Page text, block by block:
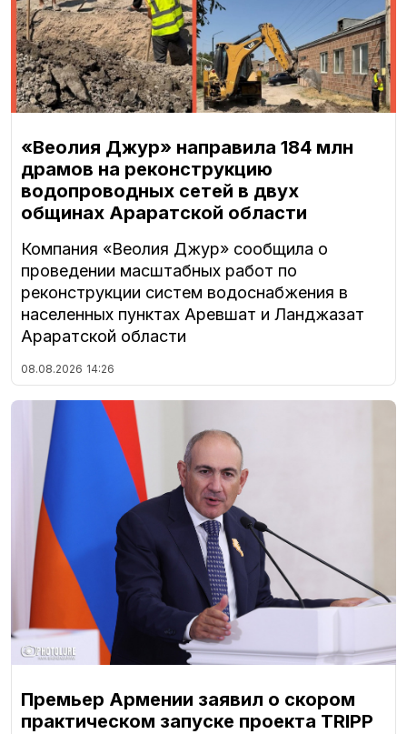
«Веолия Джур» направила 184 млн
драмов на реконструкцию
водопроводных сетей в двух
общинах Араратской области
Компания «Веолия Джур» сообщила о
проведении масштабных работ по
реконструкции систем водоснабжения в
населенных пунктах Аревшат и Ланджазат
Араратской области
08.08.2026 14:26
Премьер Армении заявил о скором
практическом запуске проекта TRIPP